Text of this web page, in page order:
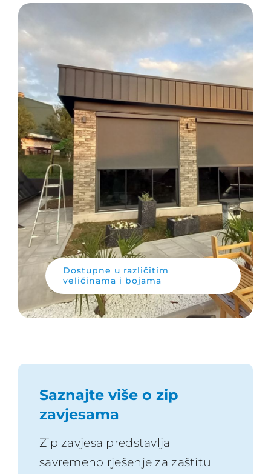
Dostupne u različitim
veličinama i bojama
Saznajte više o zip
zavjesama
Zip zavjesa predstavlja
savremeno rješenje za zaštitu